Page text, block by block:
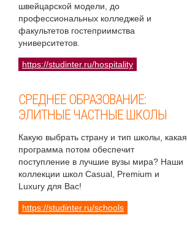
швейцарской модели, до
профессиональных колледжей и
факультетов гостеприимства
университетов.
https://studinter.ru/hospitality
СРЕДНЕЕ ОБРАЗОВАНИЕ:
ЭЛИТНЫЕ ЧАСТНЫЕ ШКОЛЫ
Какую выбрать страну и тип школы, какая
программа потом обеспечит
поступление в лучшие вузы мира? Наши
коллекции школ Casual, Premium и
Luxury для Вас!
https://studinter.ru/schools